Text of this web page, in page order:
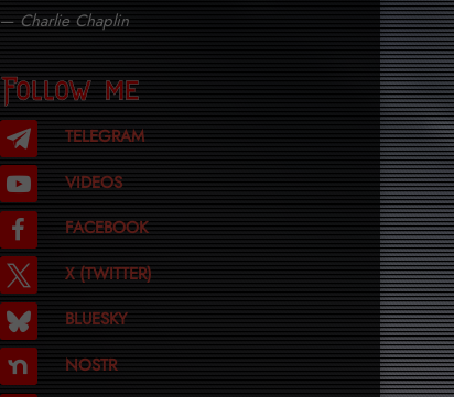
— Charlie Chaplin
Follow me
TELEGRAM
VIDEOS
FACEBOOK
X (TWITTER)
BLUESKY
NOSTR